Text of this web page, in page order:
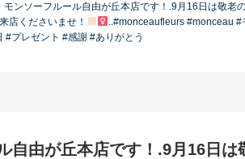
モンソーフルール自由が丘本店です！.9月16日は敬老
店くださいませ！
..#monceaufleurs #monceau
#プレゼント #感謝 #ありがとう
自由が丘本店です！.9月16日は